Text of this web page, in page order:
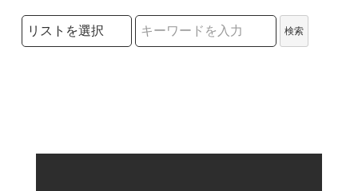
検索リストの選択
検索